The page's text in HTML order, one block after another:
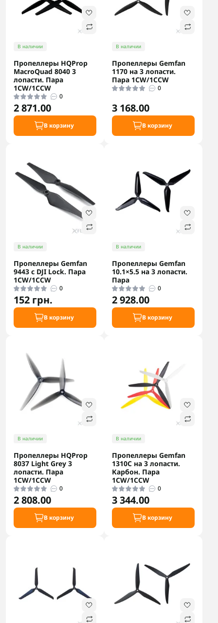
В наличии
Пропеллеры HQProp
MacroQuad 8040 3
лопасти. Пара
1CW/1CCW
0
2 871.00
В корзину
В наличии
Пропеллеры Gemfan
1170 на 3 лопасти.
Пара 1CW/1CCW
0
3 168.00
В корзину
В наличии
Пропеллеры Gemfan
9443 с DJI Lock. Пара
1CW/1CCW
0
152 грн.
В корзину
В наличии
Пропеллеры Gemfan
10.1×5.5 на 3 лопасти.
Пара
0
2 928.00
В корзину
В наличии
Пропеллеры HQProp
8037 Light Grey 3
лопасти. Пара
1CW/1CCW
0
2 808.00
В корзину
В наличии
Пропеллеры Gemfan
1310C на 3 лопасти.
Карбон. Пара
1CW/1CCW
0
3 344.00
В корзину